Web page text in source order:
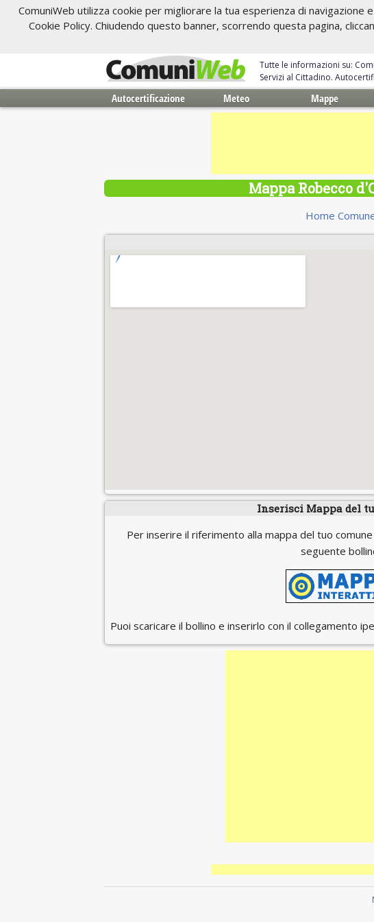
ComuniWeb utilizza cookie per migliorare la tua esperienza di
Cookie Policy. Chiudendo questo banner, scorrendo questa pagina,
Tutte le informazioni su:
Servizi al Cittadino.
Autocertificazione Meteo Mappe
Mappa Robecco
Home
Inserisci Mappa del
Per inserire il riferimento alla mappa del tuo
seguente
Puoi scaricare il bollino e inserirlo con il collegamento